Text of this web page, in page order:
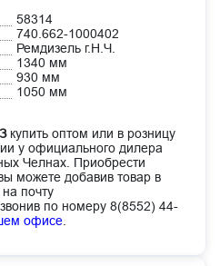
58314
740.662-1000402
Ремдизель г.Н.Ч.
1340 мм
930 мм
1050 мм
купить оптом или в розницу
у официального дилера
Челнах. Приобрести
можете добавив товар в
на почту
по номеру 8(8552) 44-
офисе